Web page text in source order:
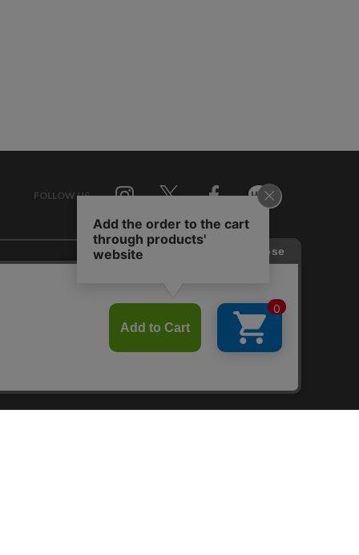
FOLLOW US
RAGTAG MEMBER'S CARD